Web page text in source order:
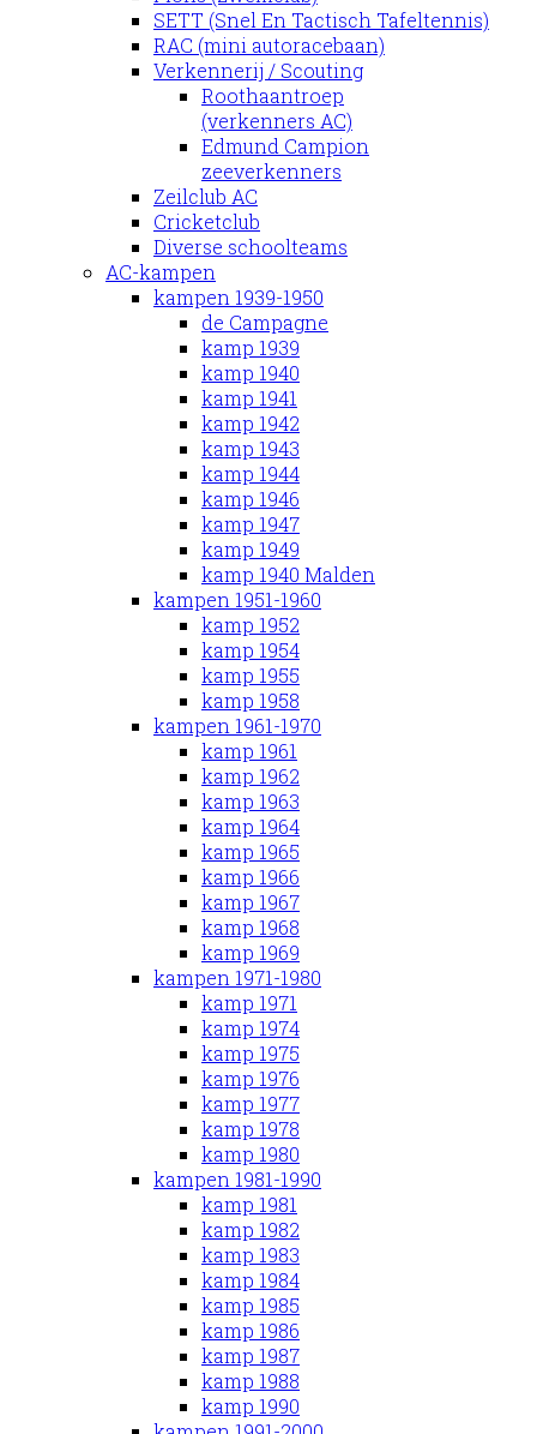
SETT (Snel En Tactisch Tafeltennis)
RAC (mini autoracebaan)
Verkennerij / Scouting
Roothaantroep
(verkenners AC)
Edmund Campion
zeeverkenners
Zeilclub AC
Cricketclub
Diverse schoolteams
AC-kampen
kampen 1939-1950
de Campagne
kamp 1939
kamp 1940
kamp 1941
kamp 1942
kamp 1943
kamp 1944
kamp 1946
kamp 1947
kamp 1949
kamp 1940 Malden
kampen 1951-1960
kamp 1952
kamp 1954
kamp 1955
kamp 1958
kampen 1961-1970
kamp 1961
kamp 1962
kamp 1963
kamp 1964
kamp 1965
kamp 1966
kamp 1967
kamp 1968
kamp 1969
kampen 1971-1980
kamp 1971
kamp 1974
kamp 1975
kamp 1976
kamp 1977
kamp 1978
kamp 1980
kampen 1981-1990
kamp 1981
kamp 1982
kamp 1983
kamp 1984
kamp 1985
kamp 1986
kamp 1987
kamp 1988
kamp 1990